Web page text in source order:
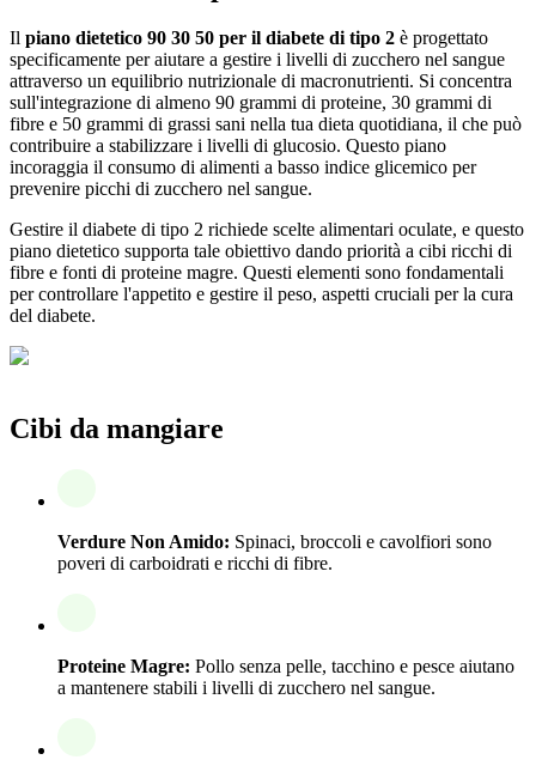
Il piano dietetico 90 30 50 per il diabete di tipo 2 è progettato
specificamente per aiutare a gestire i livelli di zucchero nel sangue
attraverso un equilibrio nutrizionale di macronutrienti. Si concentra
sull'integrazione di almeno 90 grammi di proteine, 30 grammi di
fibre e 50 grammi di grassi sani nella tua dieta quotidiana, il che può
contribuire a stabilizzare i livelli di glucosio. Questo piano
incoraggia il consumo di alimenti a basso indice glicemico per
prevenire picchi di zucchero nel sangue.
Gestire il diabete di tipo 2 richiede scelte alimentari oculate, e questo
piano dietetico supporta tale obiettivo dando priorità a cibi ricchi di
fibre e fonti di proteine magre. Questi elementi sono fondamentali
per controllare l'appetito e gestire il peso, aspetti cruciali per la cura
del diabete.
Cibi da mangiare
Verdure Non Amido: Spinaci, broccoli e cavolfiori sono
poveri di carboidrati e ricchi di fibre.
Proteine Magre: Pollo senza pelle, tacchino e pesce aiutano
a mantenere stabili i livelli di zucchero nel sangue.